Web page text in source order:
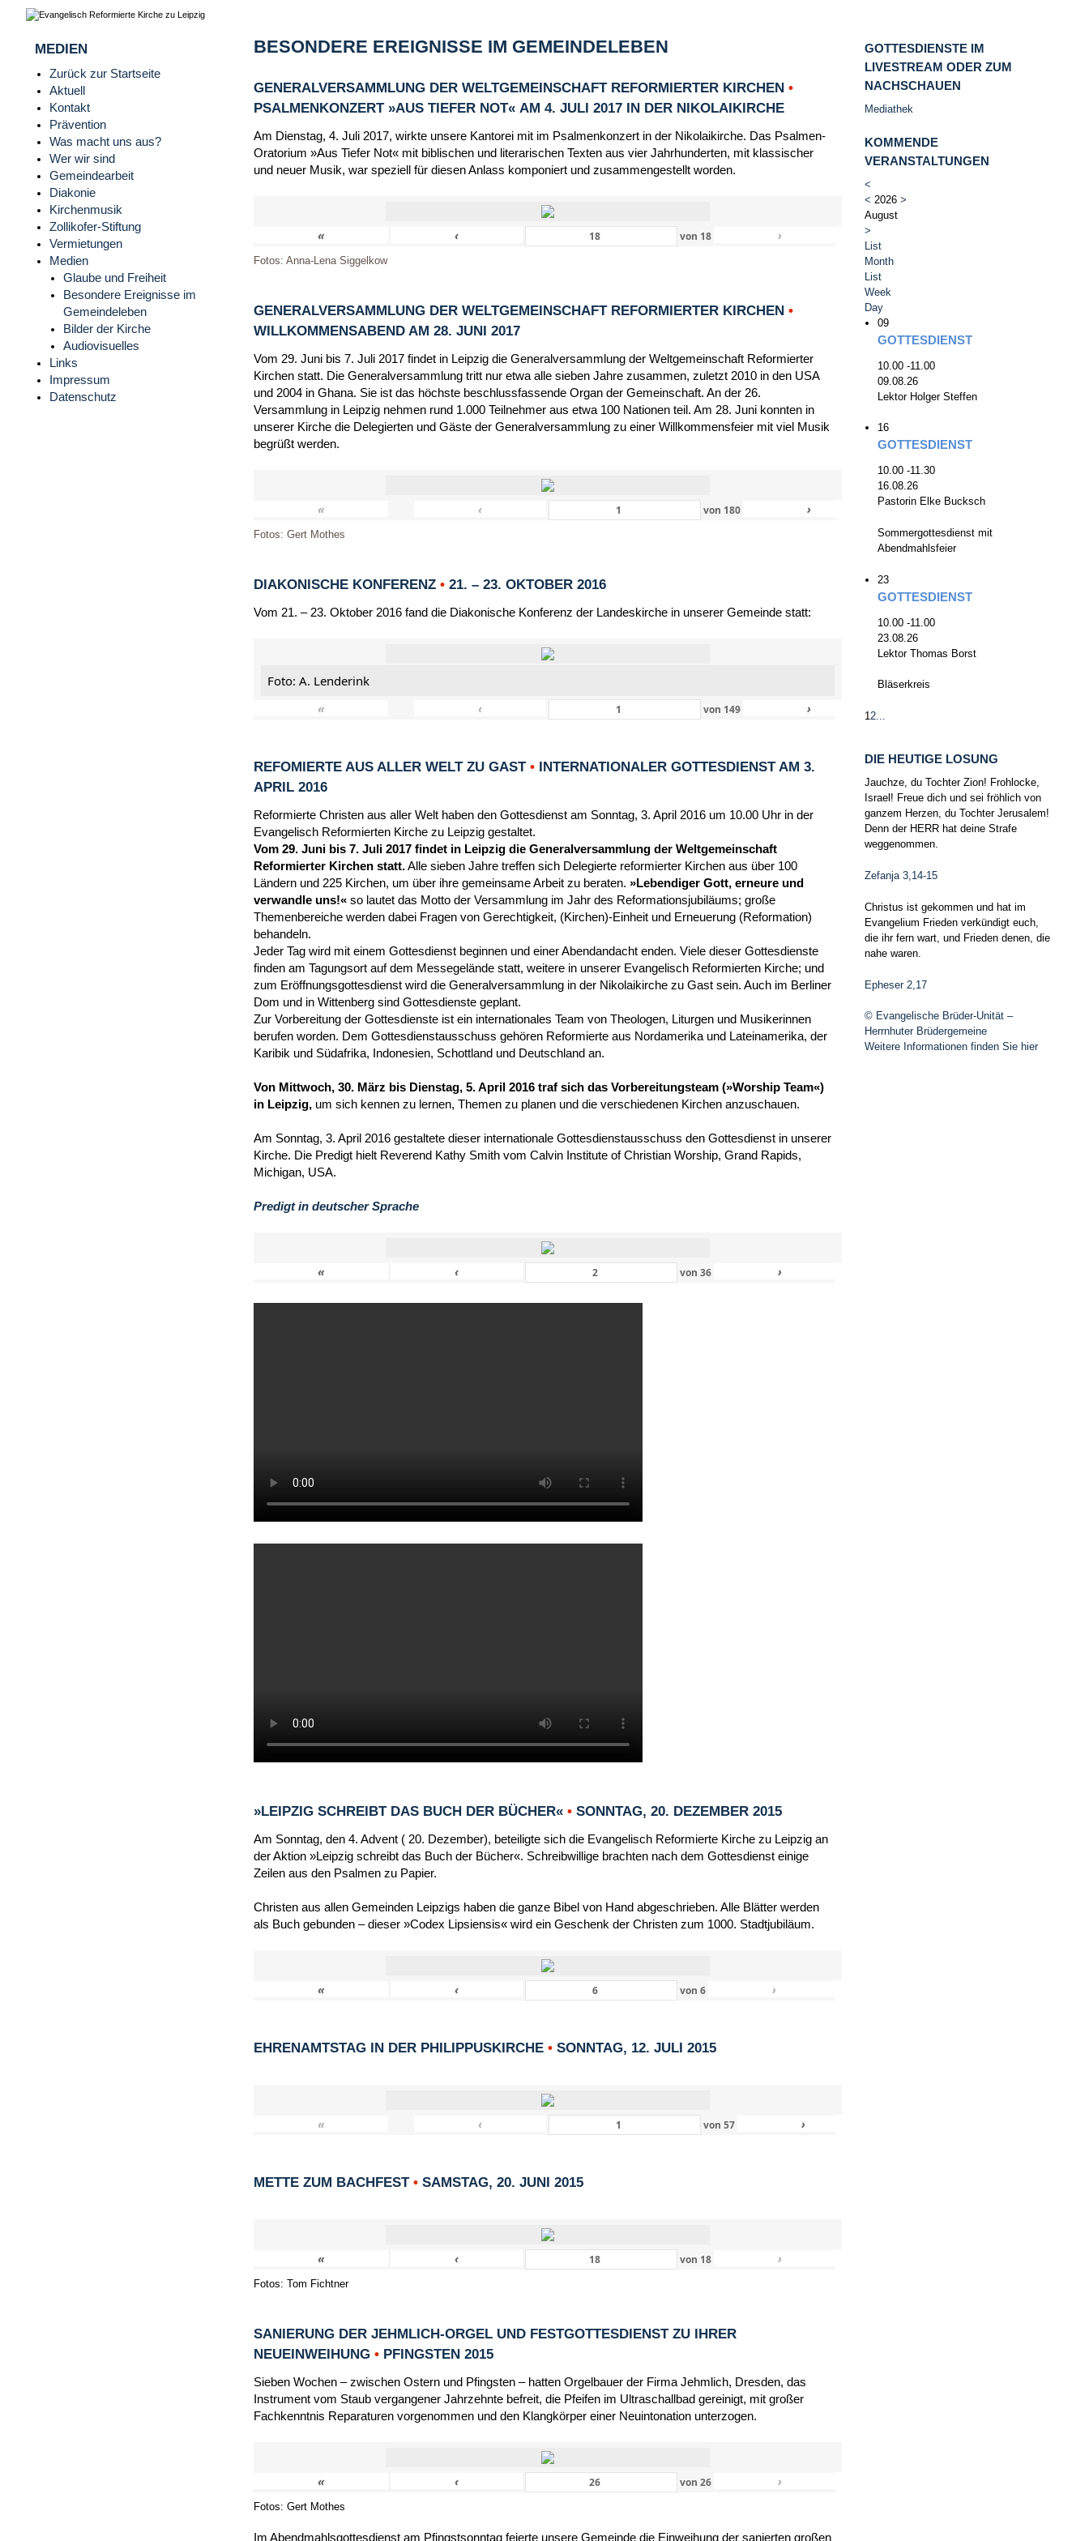
MEDIEN
Zurück zur Startseite
Aktuell
Kontakt
Prävention
Was macht uns aus?
Wer wir sind
Gemeindearbeit
Diakonie
Kirchenmusik
Zollikofer-Stiftung
Vermietungen
Medien
Glaube und Freiheit
Besondere Ereignisse im
Gemeindeleben
Bilder der Kirche
Audiovisuelles
Links
Impressum
Datenschutz
BESONDERE EREIGNISSE IM GEMEINDELEBEN
GENERALVERSAMMLUNG DER WELTGEMEINSCHAFT REFORMIERTER KIRCHEN •
PSALMENKONZERT »AUS TIEFER NOT« AM 4. JULI 2017 IN DER NIKOLAIKIRCHE
Am Dienstag, 4. Juli 2017, wirkte unsere Kantorei mit im Psalmenkonzert in der Nikolaikirche. Das Psalmen-
Oratorium »Aus Tiefer Not« mit biblischen und literarischen Texten aus vier Jahrhunderten, mit klassischer
und neuer Musik, war speziell für diesen Anlass komponiert und zusammengestellt worden.
« ‹ von 18 ›
Fotos: Anna-Lena Siggelkow
GENERALVERSAMMLUNG DER WELTGEMEINSCHAFT REFORMIERTER KIRCHEN •
WILLKOMMENSABEND AM 28. JUNI 2017
Vom 29. Juni bis 7. Juli 2017 findet in Leipzig die Generalversammlung der Weltgemeinschaft Reformierter
Kirchen statt. Die Generalversammlung tritt nur etwa alle sieben Jahre zusammen, zuletzt 2010 in den USA
und 2004 in Ghana. Sie ist das höchste beschlussfassende Organ der Gemeinschaft. An der 26.
Versammlung in Leipzig nehmen rund 1.000 Teilnehmer aus etwa 100 Nationen teil. Am 28. Juni konnten in
unserer Kirche die Delegierten und Gäste der Generalversammlung zu einer Willkommensfeier mit viel Musik
begrüßt werden.
« ‹ von 180 › »
Fotos: Gert Mothes
DIAKONISCHE KONFERENZ • 21. – 23. OKTOBER 2016
Vom 21. – 23. Oktober 2016 fand die Diakonische Konferenz der Landeskirche in unserer Gemeinde statt:
Foto: A. Lenderink
«
‹ von 149 ›
REFOMIERTE AUS ALLER WELT ZU GAST • INTERNATIONALER GOTTESDIENST AM 3.
APRIL 2016
Reformierte Christen aus aller Welt haben den Gottesdienst am Sonntag, 3. April 2016 um 10.00 Uhr in der
Evangelisch Reformierten Kirche zu Leipzig gestaltet.
Vom 29. Juni bis 7. Juli 2017 findet in Leipzig die Generalversammlung der Weltgemeinschaft
Reformierter Kirchen statt.Alle sieben Jahre treffen sich Delegierte reformierter Kirchen aus über 100
Ländern und 225 Kirchen, um über ihre gemeinsame Arbeit zu beraten. »Lebendiger Gott, erneure und
verwandle uns!« so lautet das Motto der Versammlung im Jahr des Reformationsjubiläums; große
Themenbereiche werden dabei Fragen von Gerechtigkeit, (Kirchen)-Einheit und Erneuerung (Reformation)
behandeln.
Jeder Tag wird mit einem Gottesdienst beginnen und einer Abendandacht enden. Viele dieser Gottesdienste
finden am Tagungsort auf dem Messegelände statt, weitere in unserer Evangelisch Reformierten Kirche; und
zum Eröffnungsgottesdienst wird die Generalversammlung in der Nikolaikirche zu Gast sein. Auch im Berliner
Dom und in Wittenberg sind Gottesdienste geplant.
Zur Vorbereitung der Gottesdienste ist ein internationales Team von Theologen, Liturgen und Musikerinnen
berufen worden. Dem Gottesdienstausschuss gehören Reformierte aus Nordamerika und Lateinamerika, der
Karibik und Südafrika, Indonesien, Schottland und Deutschland an.
Von Mittwoch, 30. März bis Dienstag, 5. April 2016 traf sich das Vorbereitungsteam (»Worship Team«)
in Leipzig, um sich kennen zu lernen, Themen zu planen und die verschiedenen Kirchen anzuschauen.
Am Sonntag, 3. April 2016 gestaltete dieser internationale Gottesdienstausschuss den Gottesdienst in unserer
Kirche. Die Predigt hielt Reverend Kathy Smith vom Calvin Institute of Christian Worship, Grand Rapids,
Michigan, USA.
Predigt in deutscher Sprache
« ‹ von 36 ›
»LEIPZIG SCHREIBT DAS BUCH DER BÜCHER« • SONNTAG, 20. DEZEMBER 2015
Am Sonntag, den 4. Advent ( 20. Dezember), beteiligte sich die Evangelisch Reformierte Kirche zu Leipzig an
der Aktion »Leipzig schreibt das Buch der Bücher«. Schreibwillige brachten nach dem Gottesdienst einige
Zeilen aus den Psalmen zu Papier.
Christen aus allen Gemeinden Leipzigs haben die ganze Bibel von Hand abgeschrieben. Alle Blätter werden
als Buch gebunden – dieser »Codex Lipsiensis« wird ein Geschenk der Christen zum 1000. Stadtjubiläum.
« ‹ von 6 ›
EHRENAMTSTAG IN DER PHILIPPUSKIRCHE • SONNTAG, 12. JULI 2015
« ‹ von 57 ›
METTE ZUM BACHFEST • SAMSTAG, 20. JUNI 2015
« ‹ von 18 ›
Fotos: Tom Fichtner
SANIERUNG DER JEHMLICH-ORGEL UND FESTGOTTESDIENST ZU IHRER
NEUEINWEIHUNG • PFINGSTEN 2015
Sieben Wochen – zwischen Ostern und Pfingsten – hatten Orgelbauer der Firma Jehmlich, Dresden, das
Instrument vom Staub vergangener Jahrzehnte befreit, die Pfeifen im Ultraschallbad gereinigt, mit großer
Fachkenntnis Reparaturen vorgenommen und den Klangkörper einer Neuintonation unterzogen.
« ‹ von 26 ›
Fotos: Gert Mothes
Im Abendmahlsgottesdienst am Pfingstsonntag feierte unsere Gemeinde die Einweihung der sanierten großen
GOTTESDIENSTE IM
LIVESTREAM ODER ZUM
NACHSCHAUEN
Mediathek
KOMMENDE
VERANSTALTUNGEN
<
< 2026 >
August
>
List
Month
List
Week
Day
09
GOTTESDIENST
10.00 -11.00
09.08.26
Lektor Holger Steffen
16
GOTTESDIENST
10.00 -11.30
16.08.26
Pastorin Elke Bucksch
Sommergottesdienst mit
Abendmahlsfeier
23
GOTTESDIENST
10.00 -11.00
23.08.26
Lektor Thomas Borst
Bläserkreis
12...
DIE HEUTIGE LOSUNG
Jauchze, du Tochter Zion! Frohlocke,
Israel! Freue dich und sei fröhlich von
ganzem Herzen, du Tochter Jerusalem!
Denn der HERR hat deine Strafe
weggenommen.
Zefanja 3,14-15
Christus ist gekommen und hat im
Evangelium Frieden verkündigt euch,
die ihr fern wart, und Frieden denen, die
nahe waren.
Epheser 2,17
© Evangelische Brüder-Unität –
Herrnhuter Brüdergemeine
Weitere Informationen finden Sie hier